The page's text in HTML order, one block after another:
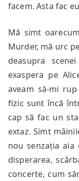
facem. Asta fac
Mă simt
Murder, mă urc
deasupra
exaspera pe
aveam să-mi
fizic sunt încă
cap să fac un
extaz. Simt
nou senzația
disperarea,
concerte, cum